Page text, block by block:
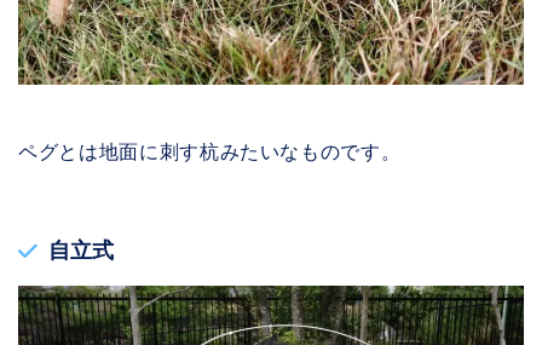
ペグとは地面に刺す杭みたいなものです。
自立式